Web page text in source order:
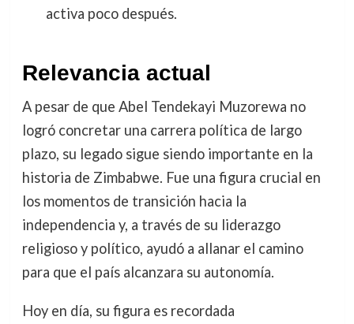
activa poco después.
Relevancia actual
A pesar de que Abel Tendekayi Muzorewa no
logró concretar una carrera política de largo
plazo, su legado sigue siendo importante en la
historia de Zimbabwe. Fue una figura crucial en
los momentos de transición hacia la
independencia y, a través de su liderazgo
religioso y político, ayudó a allanar el camino
para que el país alcanzara su autonomía.
Hoy en día, su figura es recordada